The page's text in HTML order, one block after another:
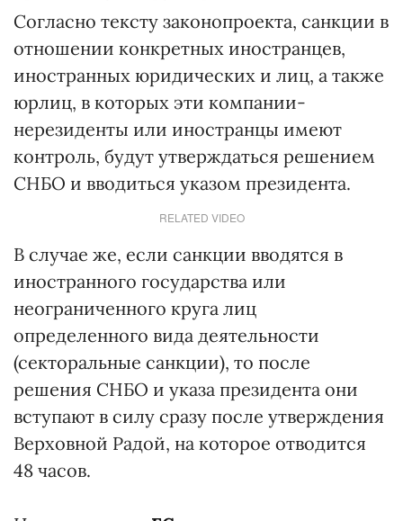
Согласно тексту законопроекта, санкции в
отношении конкретных иностранцев,
иностранных юридических и лиц, а также
юрлиц, в которых эти компании-
нерезиденты или иностранцы имеют
контроль, будут утверждаться решением
СНБО и вводиться указом президента.
RELATED VIDEO
В случае же, если санкции вводятся в
иностранного государства или
неограниченного круга лиц
определенного вида деятельности
(секторальные санкции), то после
решения СНБО и указа президента они
вступают в силу сразу после утверждения
Верховной Радой, на которое отводится
48 часов.